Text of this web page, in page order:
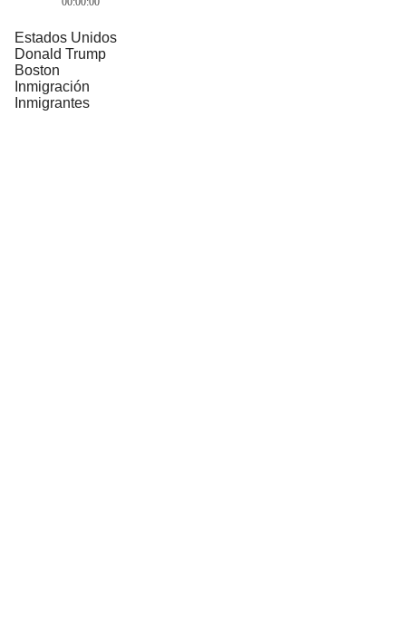
Estados Unidos
Donald Trump
Boston
Inmigración
Inmigrantes